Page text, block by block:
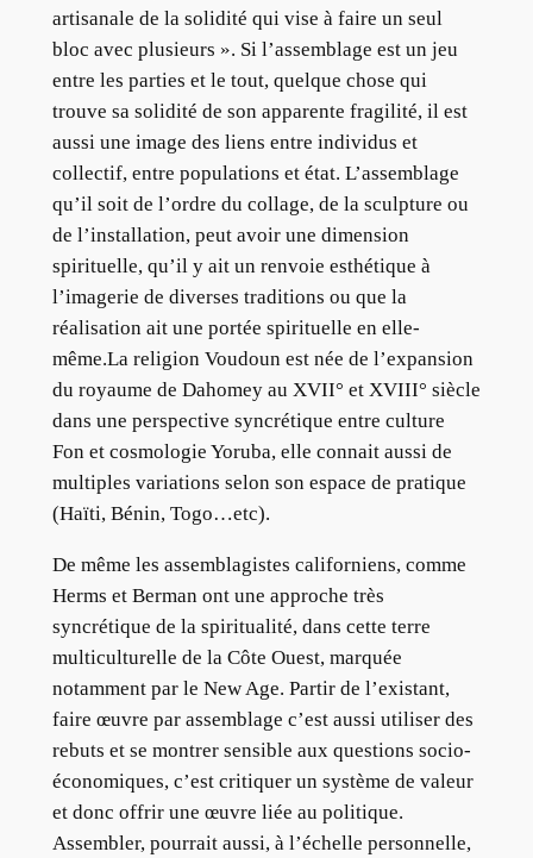
artisanale de la solidité qui vise à faire un seul
bloc avec plusieurs ». Si l’assemblage est un jeu
entre les parties et le tout, quelque chose qui
trouve sa solidité de son apparente fragilité, il est
aussi une image des liens entre individus et
collectif, entre populations et état. L’assemblage
qu’il soit de l’ordre du collage, de la sculpture ou
de l’installation, peut avoir une dimension
spirituelle, qu’il y ait un renvoie esthétique à
l’imagerie de diverses traditions ou que la
réalisation ait une portée spirituelle en elle-
même.La religion Voudoun est née de l’expansion
du royaume de Dahomey au XVII° et XVIII° siècle
dans une perspective syncrétique entre culture
Fon et cosmologie Yoruba, elle connait aussi de
multiples variations selon son espace de pratique
(Haïti, Bénin, Togo…etc).
De même les assemblagistes californiens, comme
Herms et Berman ont une approche très
syncrétique de la spiritualité, dans cette terre
multiculturelle de la Côte Ouest, marquée
notamment par le New Age. Partir de l’existant,
faire œuvre par assemblage c’est aussi utiliser des
rebuts et se montrer sensible aux questions socio-
économiques, c’est critiquer un système de valeur
et donc offrir une œuvre liée au politique.
Assembler, pourrait aussi, à l’échelle personnelle,